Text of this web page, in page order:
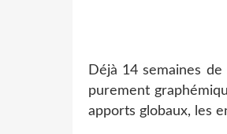
Déjà 14 semaines
purement
apports globaux, les